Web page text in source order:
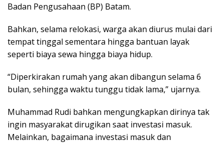
Badan Pengusahaan (BP) Batam.
Bahkan, selama relokasi, warga akan diurus mulai dari
tempat tinggal sementara hingga bantuan layak
seperti biaya sewa hingga biaya hidup.
“Diperkirakan rumah yang akan dibangun selama 6
bulan, sehingga waktu tunggu tidak lama,” ujarnya.
Muhammad Rudi bahkan mengungkapkan dirinya tak
ingin masyarakat dirugikan saat investasi masuk.
Melainkan, bagaimana investasi masuk dan